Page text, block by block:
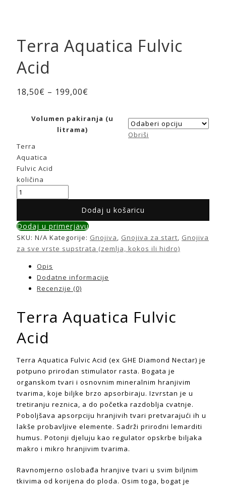
Terra Aquatica Fulvic
Acid
18,50€ – 199,00€
Volumen pakiranja (u
litrama)
Obriši
Terra
Aquatica
Fulvic Acid
količina
Dodaj u košaricu
Dodaj u primerjavu
SKU: N/A Kategorije: Gnojiva, Gnojiva za start, Gnojiva
za sve vrste supstrata (zemlja, kokos ili hidro)
Opis
Dodatne informacije
Recenzije (0)
Terra Aquatica Fulvic
Acid
Terra Aquatica Fulvic Acid (ex GHE Diamond Nectar) je
potpuno prirodan stimulator rasta. Bogata je
organskom tvari i osnovnim mineralnim hranjivim
tvarima, koje biljke brzo apsorbiraju. Izvrstan je u
tretiranju reznica, a do početka razdoblja cvatnje.
Poboljšava apsorpciju hranjivih tvari pretvarajući ih u
lakše probavljive elemente. Sadrži prirodni lemarditi
humus. Potonji djeluju kao regulator opskrbe biljaka
makro i mikro hranjivim tvarima.
Ravnomjerno oslobađa hranjive tvari u svim biljnim
tkivima od korijena do ploda. Osim toga, bogat je